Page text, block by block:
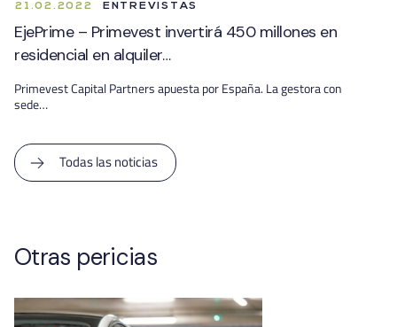
21.02.2022 ENTREVISTAS
EjePrime – Primevest invertirá 450 millones en
residencial en alquiler…
Primevest Capital Partners apuesta por España. La gestora con
sede…
Todas las noticias
Otras pericias